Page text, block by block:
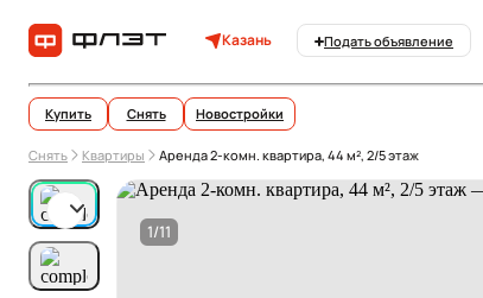
Казань Подать объявление
Купить Снять Новостройки
Снять Квартиры Аренда 2-комн. квартира, 44 м², 2/5 этаж
1/11